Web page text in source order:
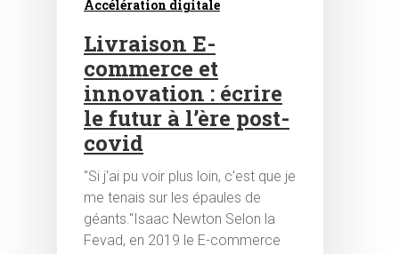
Hit enter to search or ESC to close
Accélération digitale
Livraison E-
commerce et
innovation : écrire
le futur à l’ère post-
covid
"Si j'ai pu voir plus loin, c'est que je
me tenais sur les épaules de
géants."Isaac Newton Selon la
Fevad, en 2019 le E-commerce